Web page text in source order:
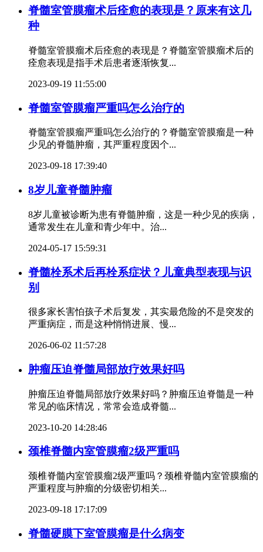
脊髓室管膜瘤术后痊愈的表现是？原来有这几
种
脊髓室管膜瘤术后痊愈的表现是？脊髓室管膜瘤术后的
痊愈表现是指手术后患者逐渐恢复...
2023-09-19 11:55:00
脊髓室管膜瘤严重吗怎么治疗的
脊髓室管膜瘤严重吗怎么治疗的？脊髓室管膜瘤是一种
少见的脊髓肿瘤，其严重程度因个...
2023-09-18 17:39:40
8岁儿童脊髓肿瘤
8岁儿童被诊断为患有脊髓肿瘤，这是一种少见的疾病，
通常发生在儿童和青少年中。治...
2024-05-17 15:59:31
脊髓栓系术后再栓系症状？儿童典型表现与识
别
很多家长害怕孩子术后复发，其实最危险的不是突发的
严重病症，而是这种悄悄进展、慢...
2026-06-02 11:57:28
肿瘤压迫脊髓局部放疗效果好吗
肿瘤压迫脊髓局部放疗效果好吗？肿瘤压迫脊髓是一种
常见的临床情况，常常会造成脊髓...
2023-10-20 14:28:46
颈椎脊髓内室管膜瘤2级严重吗
颈椎脊髓内室管膜瘤2级严重吗？颈椎脊髓内室管膜瘤的
严重程度与肿瘤的分级密切相关...
2023-09-18 17:17:09
脊髓硬膜下室管膜瘤是什么病变